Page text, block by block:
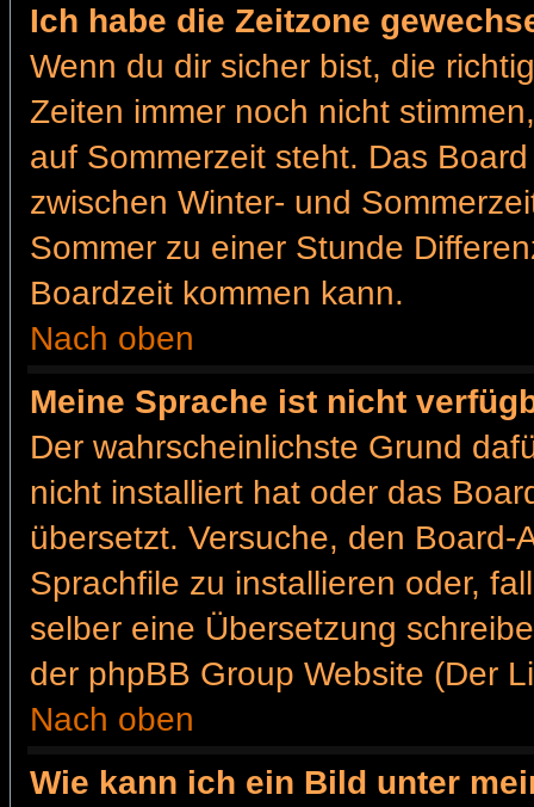
Ich habe die Zeitzone
Wenn du dir sicher bist, die
Zeiten immer noch nicht
auf Sommerzeit steht. Das
zwischen Winter- und
Sommer zu einer Stunde
Boardzeit kommen kann.
Nach oben
Meine Sprache ist nicht
Der wahrscheinlichste Grund
nicht installiert hat oder das
übersetzt. Versuche, den
Sprachfile zu installieren oder,
selber eine Übersetzung
der phpBB Group Website (Der
Nach oben
Wie kann ich ein Bild unter